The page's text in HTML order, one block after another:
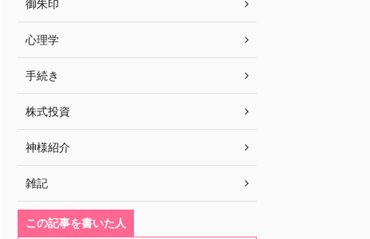
御朱印
心理学
手続き
株式投資
神様紹介
雑記
この記事を書いた人